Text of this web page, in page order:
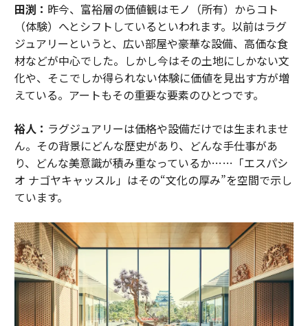
田渕： 昨今、富裕層の価値観はモノ（所有）からコト
（体験）へとシフトしているといわれます。以前はラグ
ジュアリーというと、広い部屋や豪華な設備、高価な食
材などが中心でした。しかし今はその土地にしかない文
化や、そこでしか得られない体験に価値を見出す方が増
えている。アートもその重要な要素のひとつです。
裕人： ラグジュアリーは価格や設備だけでは生まれませ
ん。その背景にどんな歴史があり、どんな手仕事があ
り、どんな美意識が積み重なっているか……「エスパシ
オ ナゴヤキャッスル」はその“文化の厚み”を空間で示し
ています。